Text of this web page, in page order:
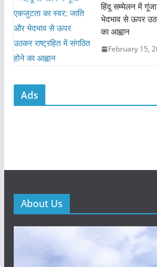
हिंदू सम्मेलन में
भेदभाव से ऊपर
का आह्वान
February 15,
Ads
About Us